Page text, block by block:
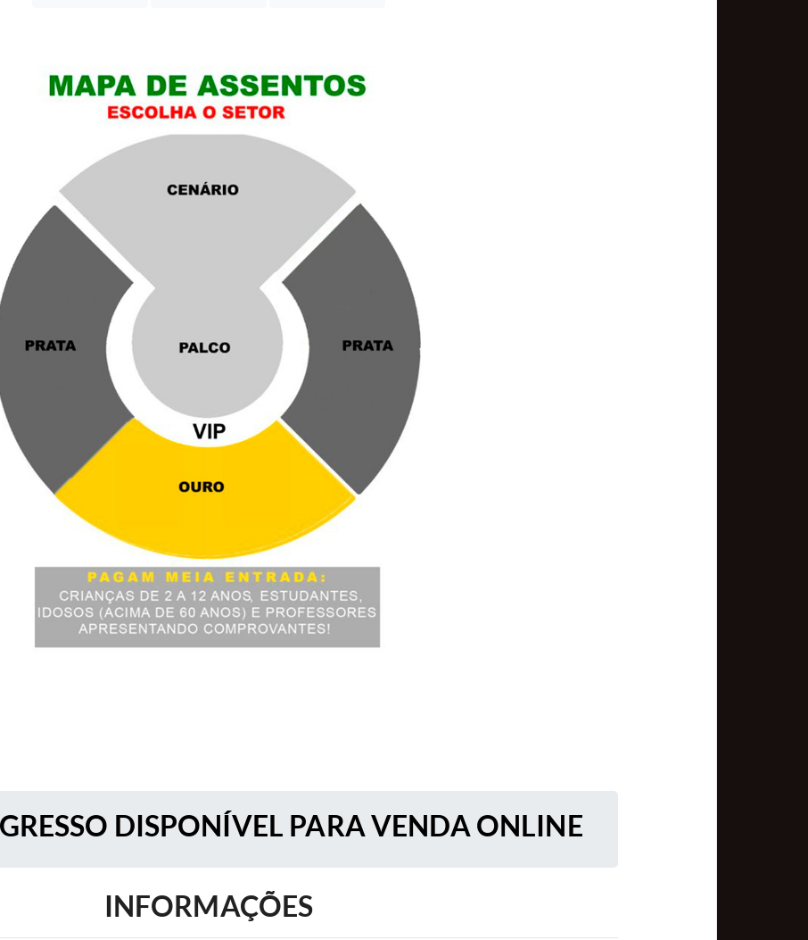
DISPONÍVEL PARA VENDA ONLINE
INFORMAÇÕES